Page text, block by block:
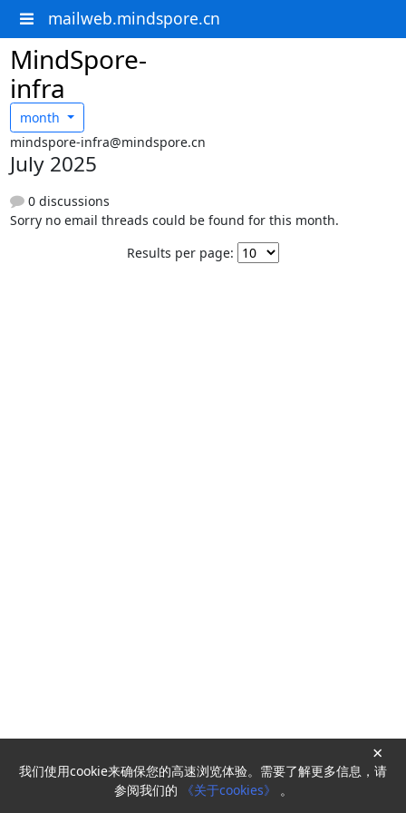
mailweb.mindspore.cn
MindSpore-
infra
month
mindspore-infra@mindspore.cn
July 2025
0 discussions
Sorry no email threads could be found for this month.
Results per page:
Powered byHyperKitty
我们使用cookie来确保您的高速浏览体验。需要了解更多信息，请
参阅我们的
《关于cookies》 。
×